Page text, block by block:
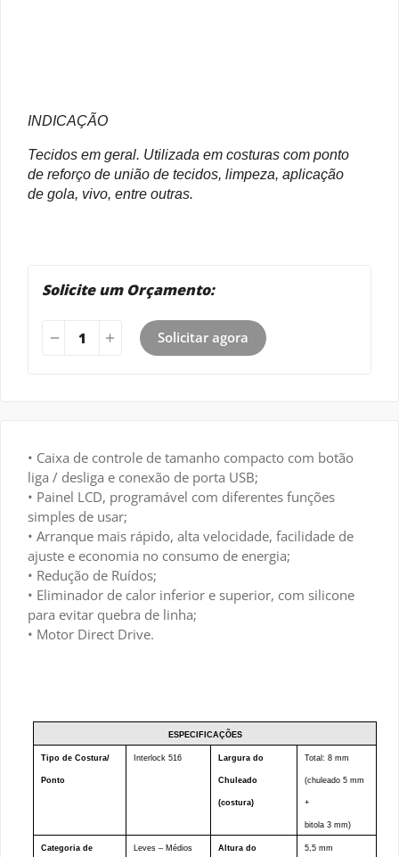
INDICAÇÃO
Tecidos em geral. Utilizada em costuras com ponto
de reforço de união de tecidos, limpeza, aplicação
de gola, vivo, entre outras.
Solicite um Orçamento:
Solicitar agora
• Caixa de controle de tamanho compacto com botão
liga / desliga e conexão de porta USB;
• Painel LCD, programável com diferentes funções
simples de usar;
• Arranque mais rápido, alta velocidade, facilidade de
ajuste e economia no consumo de energia;
• Redução de Ruídos;
• Eliminador de calor inferior e superior, com silicone
para evitar quebra de linha;
• Motor Direct Drive.
ESPECIFICAÇÕES
Tipo de Costura/
Ponto
Interlock 516 Largura do
Chuleado
(costura)
Total: 8 mm
(chuleado 5 mm
+
bitola 3 mm)
Categoria de Leves – Médios Altura do 5,5 mm